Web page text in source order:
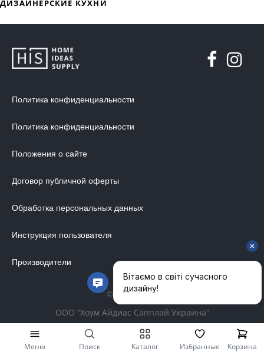
ДИЗАЙНЕРСКАЯ МЕБЕЛЬ
ДИЗАЙНЕРСКИЕ СТОЛЫ
ДЕКОР ДЛЯ ДОМА
СТУЛЬЯ
Политика конфиденциальности
Политика конфиденциальности
Положения о сайте
Договор публичной оферты
Обработка персональных данных
Инструкция пользователя
Производители
© 2014-2026
ООО "Хоум Айдиас Сапплай Украина"
Меню Поиск Каталог Избранные Корзина